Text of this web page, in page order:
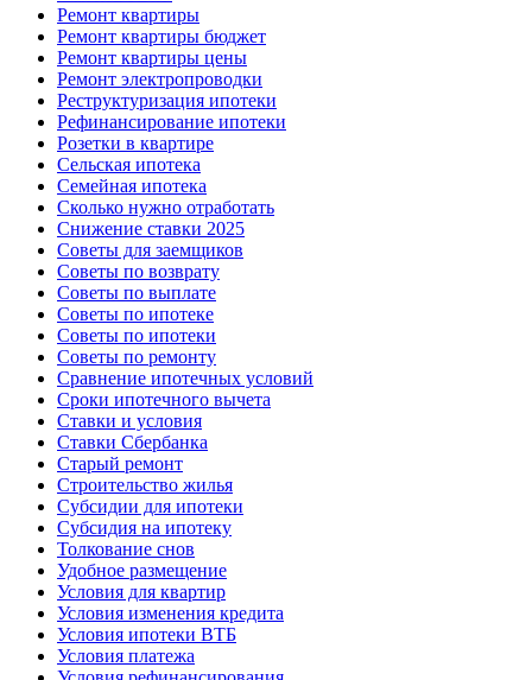
Ремонт квартиры
Ремонт квартиры бюджет
Ремонт квартиры цены
Ремонт электропроводки
Реструктуризация ипотеки
Рефинансирование ипотеки
Розетки в квартире
Сельская ипотека
Семейная ипотека
Сколько нужно отработать
Снижение ставки 2025
Советы для заемщиков
Советы по возврату
Советы по выплате
Советы по ипотеке
Советы по ипотеки
Советы по ремонту
Сравнение ипотечных условий
Сроки ипотечного вычета
Ставки и условия
Ставки Сбербанка
Старый ремонт
Строительство жилья
Субсидии для ипотеки
Субсидия на ипотеку
Толкование снов
Удобное размещение
Условия для квартир
Условия изменения кредита
Условия ипотеки ВТБ
Условия платежа